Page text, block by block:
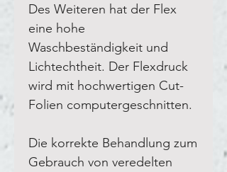
Des Weiteren hat der Flex
eine hohe
Waschbeständigkeit und
Lichtechtheit. Der Flexdruck
wird mit hochwertigen Cut-
Folien computergeschnitten.
Die korrekte Behandlung zum
Gebrauch von veredelten